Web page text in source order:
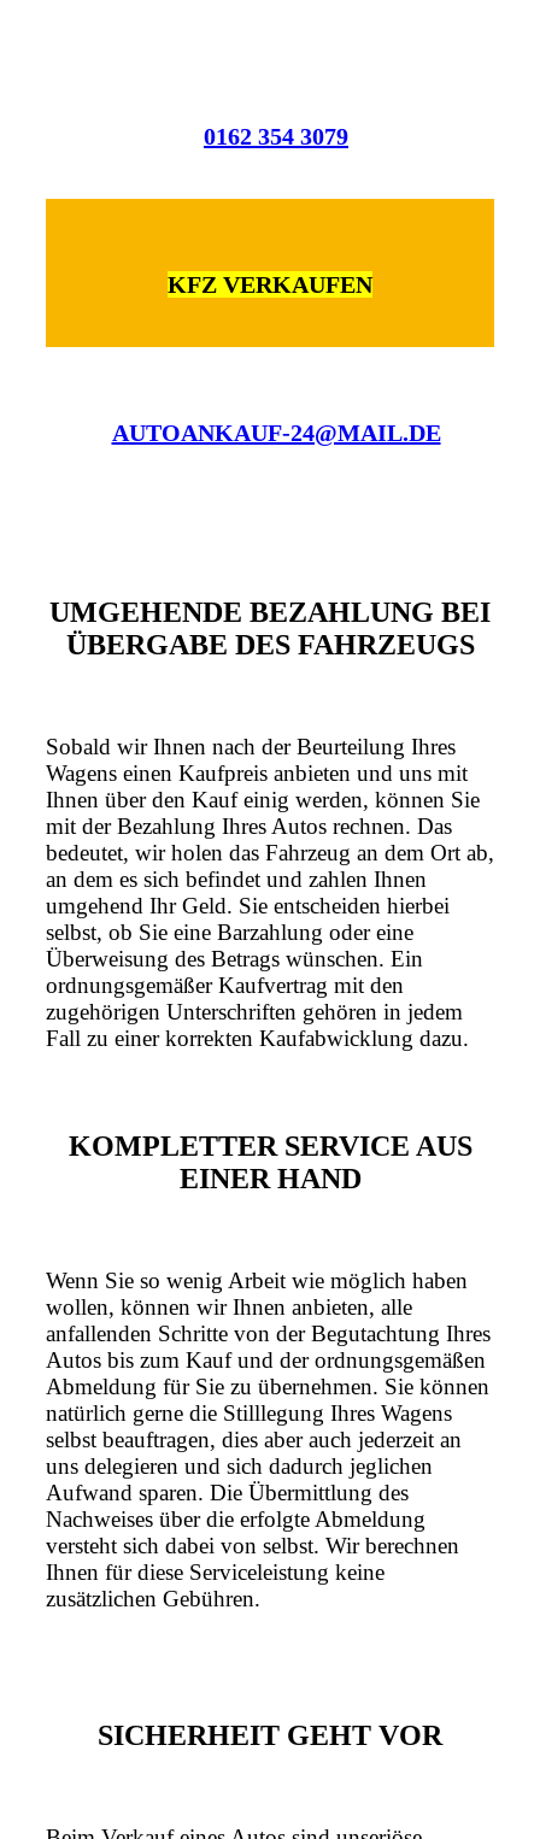
0162 354 3079
KFZ VERKAUFEN
AUTOANKAUF-24@MAIL.DE
UMGEHENDE BEZAHLUNG BEI
ÜBERGABE DES FAHRZEUGS
Sobald wir Ihnen nach der Beurteilung Ihres
Wagens einen Kaufpreis anbieten und uns mit
Ihnen über den Kauf einig werden, können Sie
mit der Bezahlung Ihres Autos rechnen. Das
bedeutet, wir holen das Fahrzeug an dem Ort ab,
an dem es sich befindet und zahlen Ihnen
umgehend Ihr Geld. Sie entscheiden hierbei
selbst, ob Sie eine Barzahlung oder eine
Überweisung des Betrags wünschen. Ein
ordnungsgemäßer Kaufvertrag mit den
zugehörigen Unterschriften gehören in jedem
Fall zu einer korrekten Kaufabwicklung dazu.
KOMPLETTER SERVICE AUS
EINER HAND
Wenn Sie so wenig Arbeit wie möglich haben
wollen, können wir Ihnen anbieten, alle
anfallenden Schritte von der Begutachtung Ihres
Autos bis zum Kauf und der ordnungsgemäßen
Abmeldung für Sie zu übernehmen. Sie können
natürlich gerne die Stilllegung Ihres Wagens
selbst beauftragen, dies aber auch jederzeit an
uns delegieren und sich dadurch jeglichen
Aufwand sparen. Die Übermittlung des
Nachweises über die erfolgte Abmeldung
versteht sich dabei von selbst. Wir berechnen
Ihnen für diese Serviceleistung keine
zusätzlichen Gebühren.
SICHERHEIT GEHT VOR